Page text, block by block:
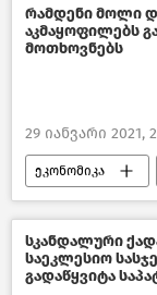
მსოფლიოს ახალი
რამდენი მოლი
აკმაყოფილებს
მოთხოვნებს
29 იანვარი 2021,
ეკონომიკა
საქართველოს
საქართველო
სკანდალური
საეკლესიო
გადაწყვიტა